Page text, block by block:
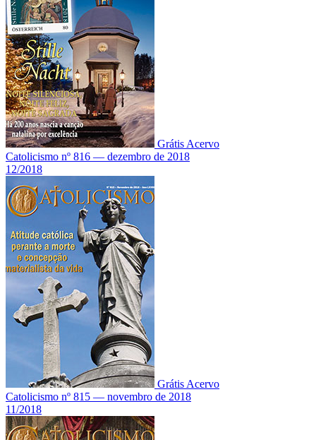
Grátis Acervo
Catolicismo nº 816 — dezembro de 2018
12/2018
Grátis Acervo
Catolicismo nº 815 — novembro de 2018
11/2018